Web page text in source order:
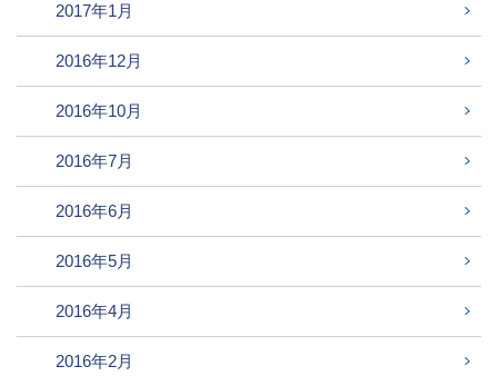
2017年1月
2016年12月
2016年10月
2016年7月
2016年6月
2016年5月
2016年4月
2016年2月